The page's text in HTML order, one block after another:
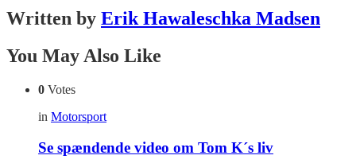
Written by Erik Hawaleschka Madsen
You May Also Like
0 Votes
in Motorsport
Se spændende video om Tom K´s liv